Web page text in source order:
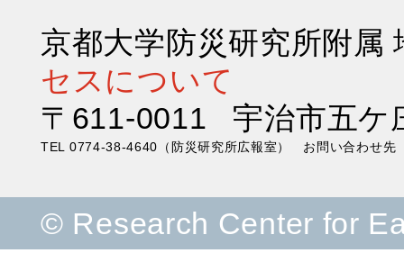
京都大学防災研究所附
セスについて
〒611-0011 宇治市五ケ
TEL 0774-38-4640（防災研究所広報室） お問い合わせ先
© Research Center for